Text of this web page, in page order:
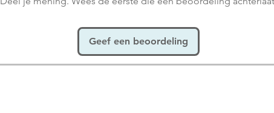
Geef een beoordeling